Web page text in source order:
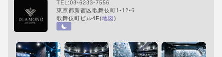
TEL:03-6233-7556
東京都新宿区歌舞伎町1-12-6
歌舞伎町ビル4F(地図 )